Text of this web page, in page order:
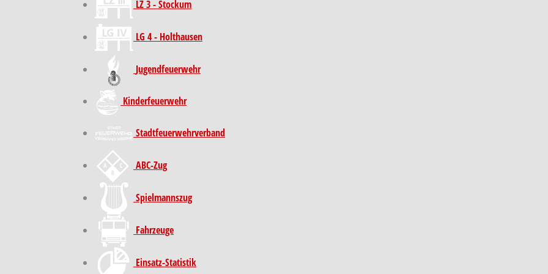
LZ 3 - Stockum
LG 4 - Holthausen
Jugendfeuerwehr
Kinder­feuer­wehr
Stadt­feuer­wehr­verband
ABC-Zug
Spielmannszug
Fahrzeuge
Einsatz-Statistik